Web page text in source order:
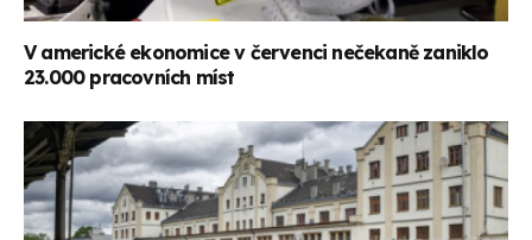
V americké ekonomice v červenci nečekaně zaniklo
23.000 pracovních míst